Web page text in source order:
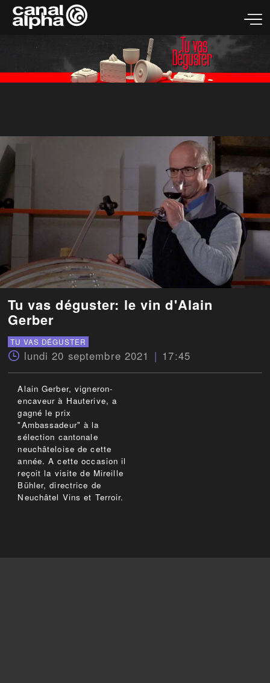
Tu vas déguster: le vin d'Alain
Gerber
TU VAS DÉGUSTER
lundi 20 septembre 2021 17:45
Alain Gerber, vigneron-
encaveur à Hauterive, a
gagné le prix
"Ambassadeur" à la
sélection cantonale
neuchâteloise de cette
année. A cette occasion il
reçoit la visite de Mireille
Bühler, directrice de
Neuchâtel Vins et Terroir.